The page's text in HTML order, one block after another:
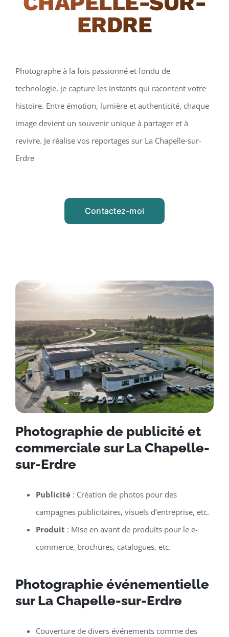
ERDRE
Photographe à la fois passionné et fondu de
technologie, je capture les instants qui racontent votre
histoire. Entre émotion, lumière et authenticité, chaque
image devient un souvenir unique à partager et à
revivre. Je réalise vos reportages sur La Chapelle-sur-
Erdre
Contactez-moi
Photographie de publicité et
commerciale sur La Chapelle-
sur-Erdre
Publicité: Création de photos pour des
campagnes publicitaires, visuels d’entreprise, etc.
Produit : Mise en avant de produits pour le e-
commerce, brochures, catalogues, etc.
Photographie événementielle
sur La Chapelle-sur-Erdre
Couverture de divers événements comme des